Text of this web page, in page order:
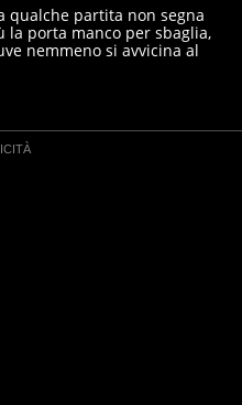
qualche partita non segna
la porta manco per sbaglia,
nemmeno si avvicina al